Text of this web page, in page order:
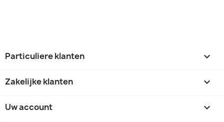
Particuliere klanten 
Zakelijke klanten 
Uw account 